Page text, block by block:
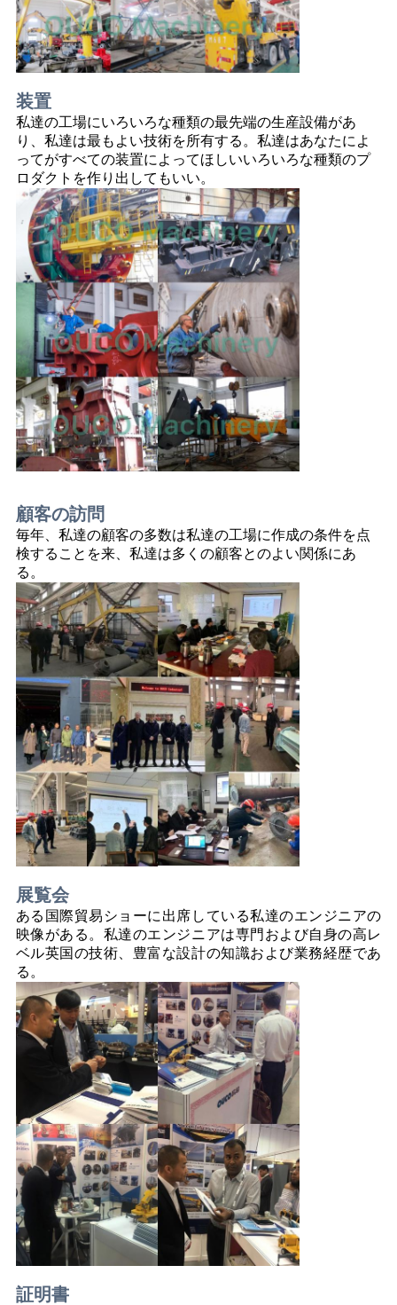
装置
私達の工場にいろいろな種類の最先端の生産設備があ
り、私達は最もよい技術を所有する。私達はあなたによ
ってがすべての装置によってほしいいろいろな種類のプ
ロダクトを作り出してもいい。
顧客の訪問
毎年、私達の顧客の多数は私達の工場に作成の条件を点
検することを来、私達は多くの顧客とのよい関係にあ
る。
展覧会
ある国際貿易ショーに出席している私達のエンジニアの
映像がある。私達のエンジニアは専門および自身の高レ
ベル英国の技術、豊富な設計の知識および業務経歴であ
る。
証明書